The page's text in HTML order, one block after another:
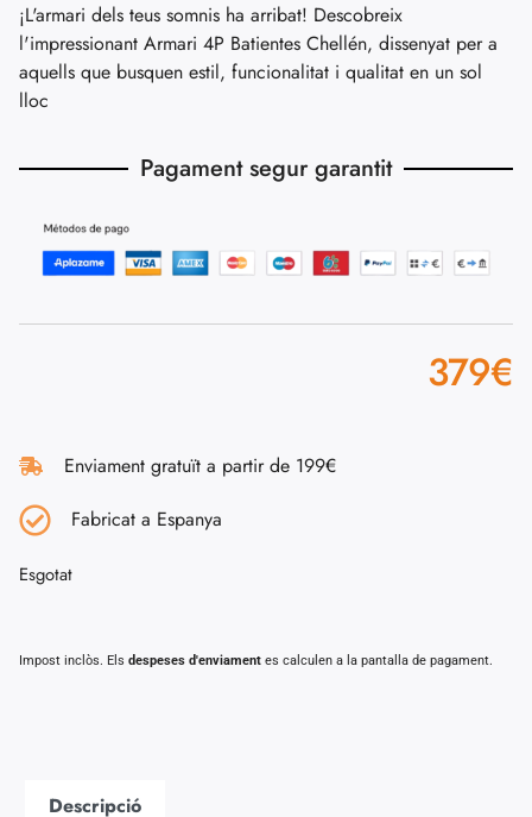
¡L'armari dels teus somnis ha arribat! Descobreix
l'impressionant Armari 4P Batientes Chellén, dissenyat per a
aquells que busquen estil, funcionalitat i qualitat en un sol
lloc
Pagament segur garantit
379€
Enviament gratuït a partir de 199€
Fabricat a Espanya
Esgotat
Impost inclòs. Els despeses d'enviament es calculen a la pantalla de pagament.
Descripció